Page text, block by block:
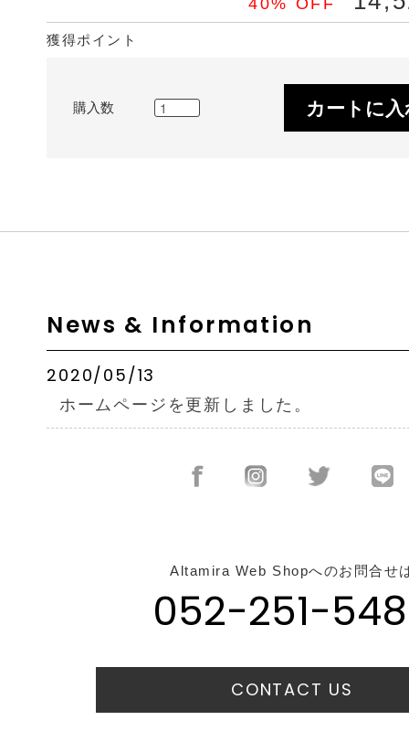
獲得ポイント
購入数 カートに
News & Information
2020/05/13
ホームページを更新しました。
Altamira Web Shopへのお問合せ
052-251-
CONTACT US